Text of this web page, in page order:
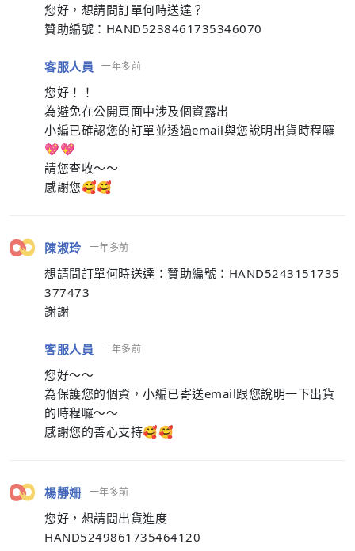
您好，想請問訂單何時送達？
贊助編號：HAND5238461735346070
客服人員 一年多前
您好！！
為避免在公開頁面中涉及個資露出
小編已確認您的訂單並透過email與您說明出貨時程囉
💖💖
請您查收～～
感謝您🥰🥰
陳淑玲 一年多前
想請問訂單何時送達：贊助編號：HAND5243151735
377473
謝謝
客服人員 一年多前
您好～～
為保護您的個資，小編已寄送email跟您說明一下出貨
的時程囉～～
感謝您的善心支持🥰🥰
楊靜姍 一年多前
您好，想請問出貨進度
HAND5249861735464120